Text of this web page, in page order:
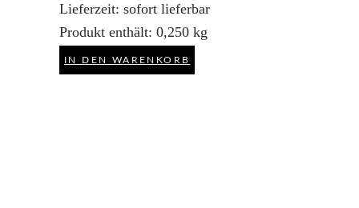
Lieferzeit: sofort lieferbar
Produkt enthält: 0,250 kg
IN DEN WARENKORB